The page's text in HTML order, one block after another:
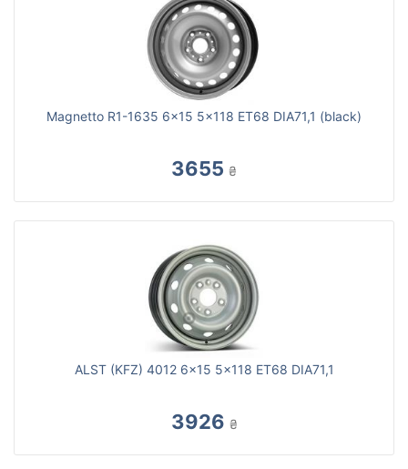
Magnetto R1-1635 6x15 5x118 ET68 DIA71,1 (black)
3655 ₴
ALST (KFZ) 4012 6x15 5x118 ET68 DIA71,1
3926 ₴